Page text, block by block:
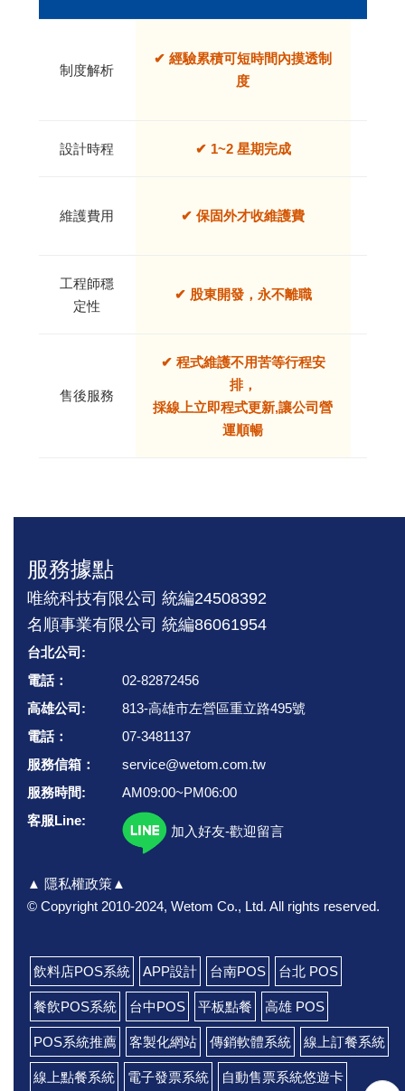
制度解析
✔ 經驗累積可短時間內摸透制
度
設計時程 ✔ 1~2 星期完成
維護費用 ✔ 保固外才收維護費
工程師穩
定性
✔ 股東開發，永不離職
售後服務
✔ 程式維護不用苦等行程安
排，
採線上立即程式更新,讓公司營
運順暢
服務據點
唯統科技有限公司 統編24508392
名順事業有限公司 統編86061954
台北公司:
電話：
02-82872456
高雄公司:
813-高雄市左營區重立路495號
電話：
07-3481137
服務信箱：
service@wetom.com.tw
服務時間:
AM09:00~PM06:00
客服Line:
加入好友-歡迎留言
▲ 隱私權政策▲
© Copyright 2010-2024, Wetom Co., Ltd. All rights reserved.
飲料店POS系統 APP設計 台南POS 台北 POS
餐飲POS系統 台中POS 平板點餐 高雄 POS
POS系統推薦 客製化網站 傳銷軟體系統 線上訂餐系統
線上點餐系統 電子發票系統 自動售票系統悠遊卡